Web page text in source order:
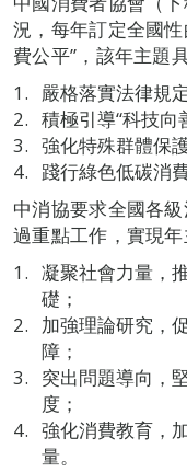
況，每年訂定全國
費公平”，該年主題
嚴格落實法律規
積極引導“科技向
強化特殊群體保
踐行綠色低碳消
中消協要求全國各
過重點工作，實現
凝聚社會力量，
礎；
加強理論研究，
障；
突出問題導向，
度；
強化消費教育，
量。